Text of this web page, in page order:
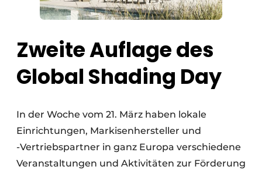
Zweite Auflage des
Global Shading Day
In der Woche vom 21. März haben lokale
Einrichtungen, Markisenhersteller und
-Vertriebspartner in ganz Europa verschiedene
Veranstaltungen und Aktivitäten zur Förderung